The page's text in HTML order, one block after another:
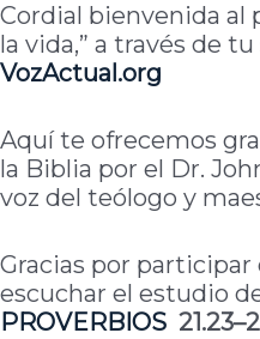
Cordial bienvenida al
la vida,” a través de
VozActual.org
Aquí te ofrecemos
la Biblia por el Dr.
voz del teólogo y
Gracias por
escuchar el estudio
PROVERBIOS